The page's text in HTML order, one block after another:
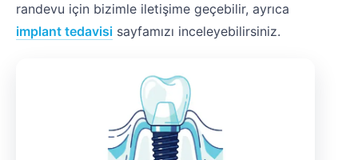
randevu için bizimle iletişime geçebilir, ayrıca
implant tedavisi sayfamızı inceleyebilirsiniz.